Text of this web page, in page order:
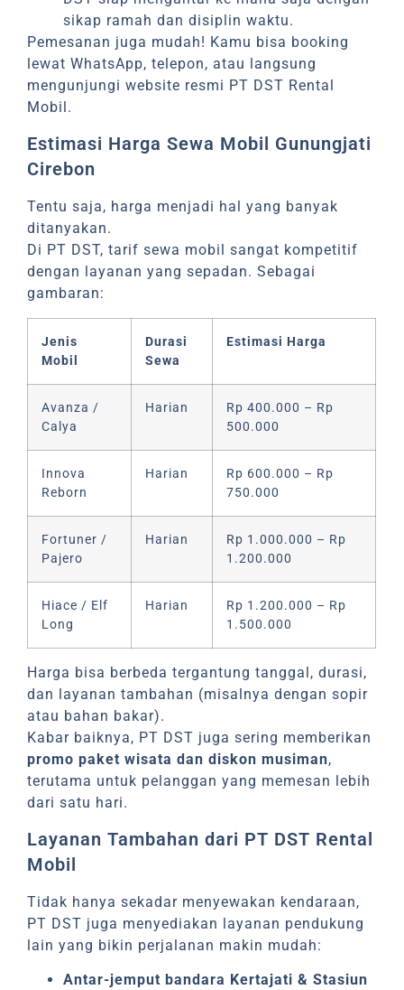
sikap ramah dan disiplin waktu.
Pemesanan juga mudah! Kamu bisa booking
lewat WhatsApp, telepon, atau langsung
mengunjungi website resmi PT DST Rental
Mobil.
Estimasi Harga Sewa Mobil Gunungjati
Cirebon
Tentu saja, harga menjadi hal yang banyak
ditanyakan.
Di PT DST, tarif sewa mobil sangat kompetitif
dengan layanan yang sepadan. Sebagai
gambaran:
Jenis
Mobil
Durasi
Sewa
Estimasi Harga
Avanza /
Calya
Harian
Rp 400.000 – Rp
500.000
Innova
Reborn
Harian
Rp 600.000 – Rp
750.000
Fortuner /
Pajero
Harian
Rp 1.000.000 – Rp
1.200.000
Hiace / Elf
Long
Harian
Rp 1.200.000 – Rp
1.500.000
Harga bisa berbeda tergantung tanggal, durasi,
dan layanan tambahan (misalnya dengan sopir
atau bahan bakar).
Kabar baiknya, PT DST juga sering memberikan
promo paket wisata dan diskon musiman,
terutama untuk pelanggan yang memesan lebih
dari satu hari.
Layanan Tambahan dari PT DST Rental
Mobil
Tidak hanya sekadar menyewakan kendaraan,
PT DST juga menyediakan layanan pendukung
lain yang bikin perjalanan makin mudah:
Antar-jemput bandara Kertajati & Stasiun